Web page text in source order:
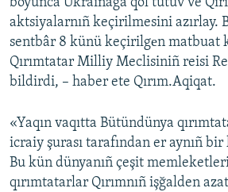
RFE/RS bütün saytları
boyunca Ukrainağa qol tutuv ve
aktsiyalarnıñ keçirilmesini azırlay.
sentbâr 8 künü keçirilgеn matbuat
Qırımtatar Milliy Meclisiniñ reisi
bildirdi, – haber ete Qırım.Aqiqat.
«Yaqın vaqıtta Bütündünya
icraiy şurası tarafından er aynıñ
Bu kün dünyanıñ çeşit
qırımtatarlar Qırımnıñ işğalden